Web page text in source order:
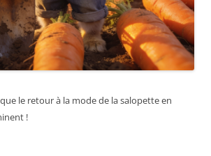
le retour à la mode de la salopette en
!